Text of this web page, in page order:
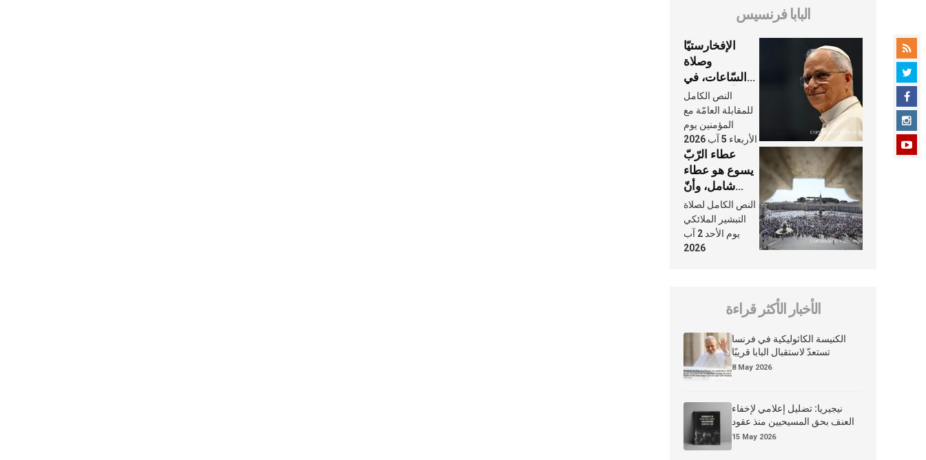
البابا فرنسيس
الإفخارستيّا
وصلاة
السّاعات، في
كلّ أسبوع وكلّ
يوم، هما النَّفَس
في حياة
الكنيسة
النص الكامل
للمقابلة العامّة مع
المؤمنين يوم
الأربعاء 5 آب 2026
عطاء الرّبّ
يسوع هو عطاء
شامل، وأنّ
عنايته بنا لا
تغيب عنّا أبدًا
النص الكامل لصلاة
التبشير الملائكي
يوم الأحد 2 آب
2026
الأخبار الأكثر قراءة
الكنيسة الكاثوليكية في فرنسا
تستعدّ لاستقبال البابا قريبًا
8 May 2026
نيجيريا: تضليل إعلامي لإخفاء
العنف بحق المسيحيين منذ عقود
15 May 2026